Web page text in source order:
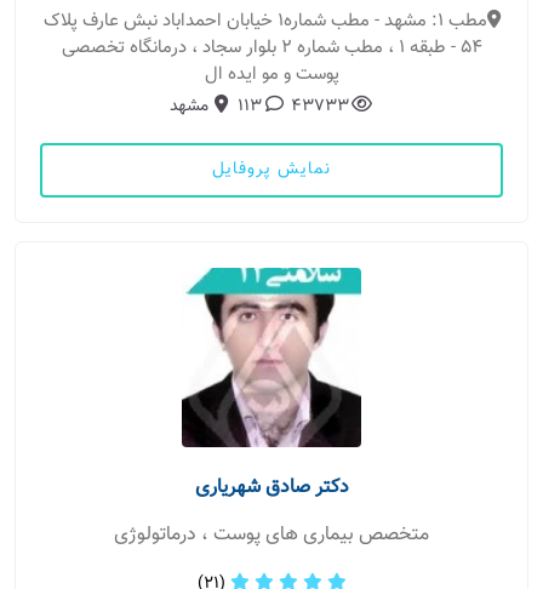
مطب 1: مشهد - مطب شماره1 خیابان احمداباد نبش عارف پلاک
54 - طبقه 1 ، مطب شماره 2 بلوار سجاد ، درمانگاه تخصصی
پوست و مو ایده ال
43733
113 مشهد
نمایش پروفایل
دکتر صادق شهریاری
متخصص بیماری های پوست ، درماتولوژی